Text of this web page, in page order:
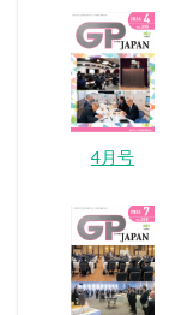
4月号